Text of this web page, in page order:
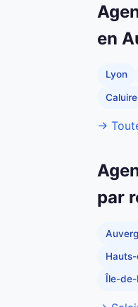
en
Lyon
→
par
Île-de-